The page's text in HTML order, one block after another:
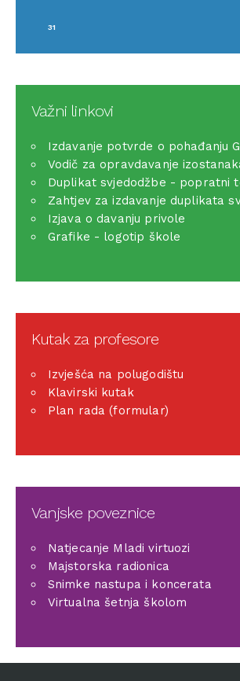
31
Važni linkovi
Izdavanje potvrde o pohađanju
Vodič za opravdavanje
Duplikat svjedodžbe - popratni
Zahtjev za izdavanje duplikata
Izjava o davanju privole
Grafike - logotip škole
Kutak za profesore
Izvješća na polugodištu
Klavirski kutak
Plan rada (formular)
Vanjske poveznice
Natjecanje Mladi virtuozi
Majstorska radionica
Snimke nastupa i koncerata
Virtualna šetnja školom